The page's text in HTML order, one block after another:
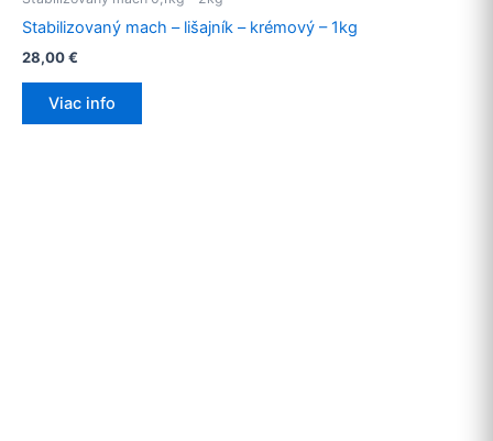
Stabilizovaný mach – lišajník – krémový – 1kg
28,00€
Viac info